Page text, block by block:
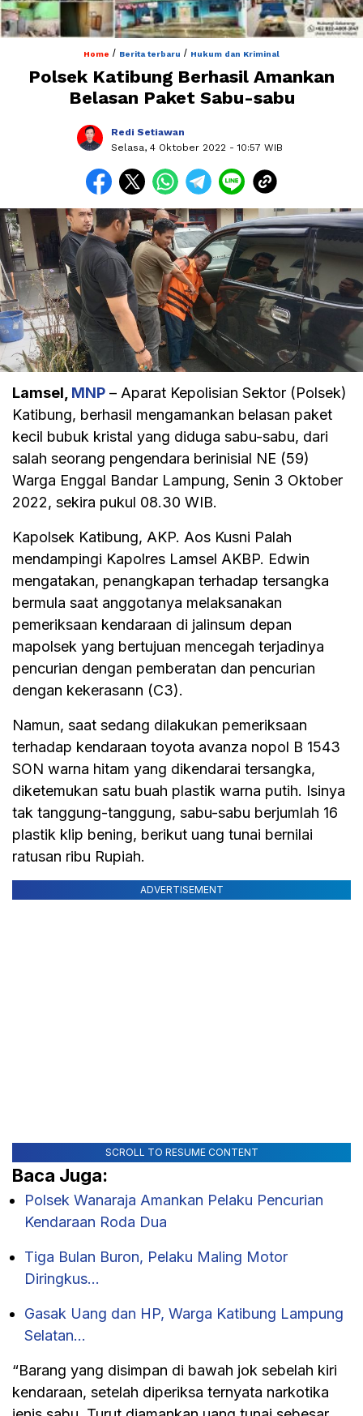
Home / Berita terbaru / Hukum dan Kriminal
Polsek Katibung Berhasil Amankan
Belasan Paket Sabu-sabu
Redi Setiawan
Selasa, 4 Oktober 2022 - 10:57 WIB
Lamsel, MNP – Aparat Kepolisian Sektor (Polsek)
Katibung, berhasil mengamankan belasan paket
kecil bubuk kristal yang diduga sabu-sabu, dari
salah seorang pengendara berinisial NE (59)
Warga Enggal Bandar Lampung, Senin 3 Oktober
2022, sekira pukul 08.30 WIB.
Kapolsek Katibung, AKP. Aos Kusni Palah
mendampingi Kapolres Lamsel AKBP. Edwin
mengatakan, penangkapan terhadap tersangka
bermula saat anggotanya melaksanakan
pemeriksaan kendaraan di jalinsum depan
mapolsek yang bertujuan mencegah terjadinya
pencurian dengan pemberatan dan pencurian
dengan kekerasann (C3).
Namun, saat sedang dilakukan pemeriksaan
terhadap kendaraan toyota avanza nopol B 1543
SON warna hitam yang dikendarai tersangka,
diketemukan satu buah plastik warna putih. Isinya
tak tanggung-tanggung, sabu-sabu berjumlah 16
plastik klip bening, berikut uang tunai bernilai
ratusan ribu Rupiah.
ADVERTISEMENT
SCROLL TO RESUME CONTENT
Baca Juga:
Polsek Wanaraja Amankan Pelaku Pencurian
Kendaraan Roda Dua
Tiga Bulan Buron, Pelaku Maling Motor
Diringkus…
Gasak Uang dan HP, Warga Katibung Lampung
Selatan…
“Barang yang disimpan di bawah jok sebelah kiri
kendaraan, setelah diperiksa ternyata narkotika